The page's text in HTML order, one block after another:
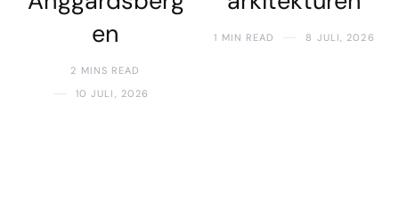
en
2 MINS READ
10 JULI, 2026
1 MIN READ 8 JULI, 2026